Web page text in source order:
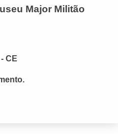
Major Militão
CE